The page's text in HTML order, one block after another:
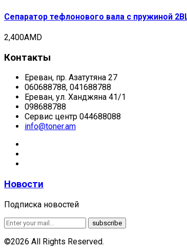
Сепаратор тефлонового вала с пружиной
2,400AMD
Контакты
Ереван, пр. Азатутяна 27
060688788, 041688788
Ереван, ул. Ханджяна 41/1
098688788
Сервис центр 044688088
info@toner.am
Новости
Подписка новостей
©2026 All Rights Reserved.